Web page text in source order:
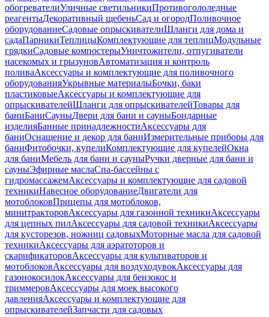
обогревателиУличные светильникиПротивогололедные
реагентыДекоративный щебеньСад и огородПоливочное
оборудованиеСадовые опрыскивателиШланги для дома и
садаПарникиТеплицыКомплектующие для теплицМодульные
грядкиСадовые компостерыУничтожители, отпугиватели
насекомых и грызуновАвтоматизация и контроль
поливаАксессуары и комплектующие для поливочного
оборудованияУкрывные материалыБочки, баки
пластиковыеАксессуары и комплектующие для
опрыскивателейШланги для опрыскивателейТовары для
баниБаниСауныДвери для бани и сауныБондарные
изделияБанные принадлежностиАксессуары для
баниОснащение и декор для баниИзмерительные приборы для
баниФитобочки, купелиКомплектующие для купелейОкна
для баниМебель для бани и сауныРучки дверные для бани и
сауныЭфирные маслаСпа-бассейны с
гидромассажемАксессуары и комплектующие для садовой
техникиНавесное оборудованиеДвигатели для
мотоблоковПрицепы для мотоблоков,
минитракторовАксессуары для газонной техникиАксессуары
для цепных пилАксессуары для садовой техникиАксессуары
для кусторезов, ножниц садовыхМоторные масла для садовой
техникиАксессуары для аэратоторов и
скарификаторовАксессуары для культиваторов и
мотоблоковАксессуары для воздуходувокАксессуары для
газонокосилокАксессуары для бензокос и
триммеровАксессуары для моек высокого
давленияАксессуары и комплектующие для
опрыскивателейЗапчасти для садовых